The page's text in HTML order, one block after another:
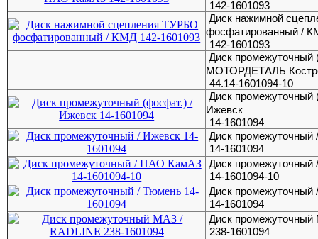
142-1601093
Диск нажимной
фосфатированный /
142-1601093
Диск промежуточный
МОТОРДЕТАЛЬ
44.14-1601094-10
Диск промежуточный
Ижевск
14-1601094
Диск промежуточный
14-1601094
Диск
14-1601094-10
Диск промежуточный
14-1601094
Диск
238-1601094